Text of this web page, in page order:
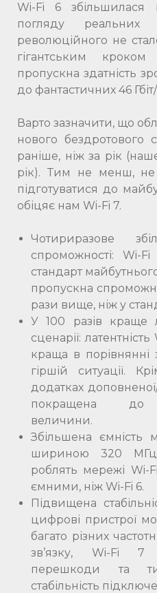
Wi-Fi 6
погляду реальних
революційного не
гігантським
пропускна здатність
до фантастичних 46
Варто зазначити, що
нового бездротового
раніше, ніж за рік
рік). Тим не менш, не
підготуватися до
обіцяє нам Wi-Fi 7.
Чотириразове
спроможності: Wi-
стандарт
пропускна
рази вище, ніж у
У 100 разів краще
сценарії:
краща в порівнянні
гіршій ситуації.
додатках
покращена до
величини.
Збільшена ємність
шириною 320 МГц
роблять мережі Wi-
ємними, ніж Wi-Fi 6.
Підвищена
цифрові пристрої
багато різних
зв’язку, Wi-Fi 7
перешкоди та
стабільність